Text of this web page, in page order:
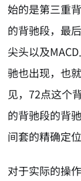
始的是第三重
的背驰段，最
尖头以及
驰也出现，也
见，72点这个
的背驰段的背
间套的精确定
对于实际的操